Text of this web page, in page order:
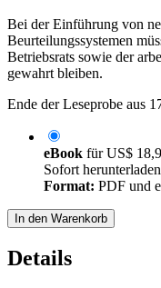
Bei der Einführung von
Beurteilungssystemen
Betriebsrats sowie der
gewahrt bleiben.
Ende der Leseprobe aus
eBook fürUS$
Sofort
Format: PDF und
In den Warenkorb
Details